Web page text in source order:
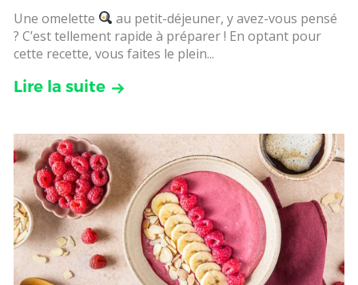
Une omelette
au petit-déjeuner, y avez-vous pensé
? C’est tellement rapide à préparer ! En optant pour
cette recette, vous faites le plein...
Lire la suite